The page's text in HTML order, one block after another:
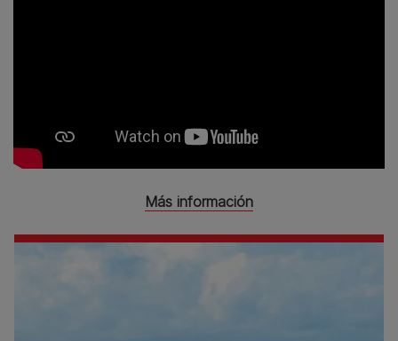
Más información